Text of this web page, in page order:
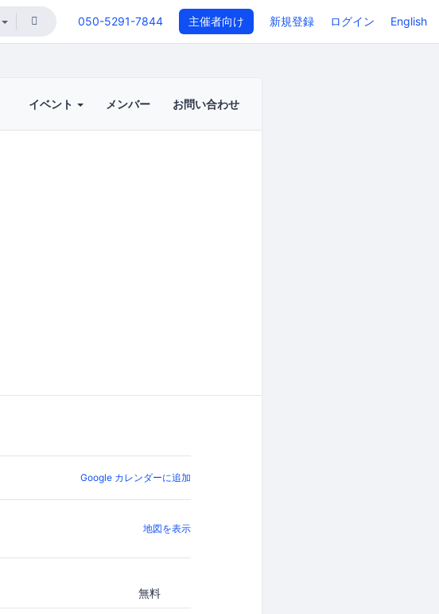
050-5291-7844 主催者向け 新規登録 ログイン English
イベント メンバー お問い合わせ
Google カレンダーに追加
地図を表示
無料